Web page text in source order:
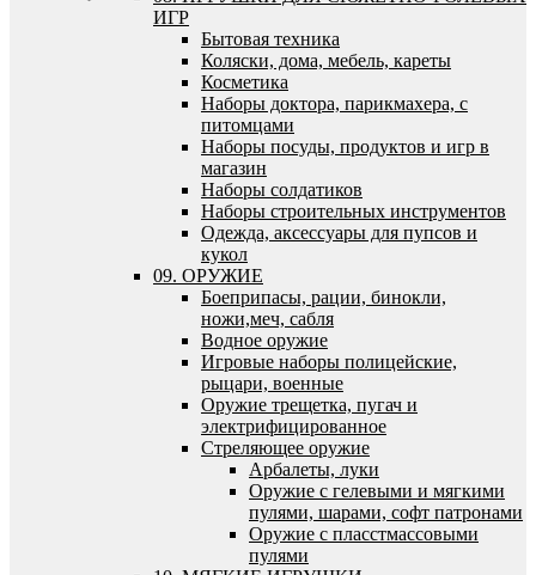
ИГР
Бытовая техника
Коляски, дома, мебель, кареты
Косметика
Наборы доктора, парикмахера, с
питомцами
Наборы посуды, продуктов и игр в
магазин
Наборы солдатиков
Наборы строительных инструментов
Одежда, аксессуары для пупсов и
кукол
09. ОРУЖИЕ
Боеприпасы, рации, бинокли,
ножи,меч, сабля
Водное оружие
Игровые наборы полицейские,
рыцари, военные
Оружие трещетка, пугач и
электрифицированное
Стреляющее оружие
Арбалеты, луки
Оружие с гелевыми и мягкими
пулями, шарами, софт патронами
Оружие с пласстмассовыми
пулями